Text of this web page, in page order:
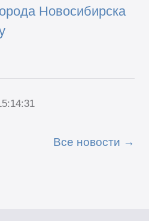
Новосибирска
Все новости